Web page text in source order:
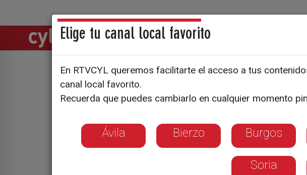
Directos Noticias
Los farmacéuticos
asistencia a
atención
Elige tu canal local favorito
En RTVCYL queremos facilitarte el acceso a tus
canal local favorito.
Recuerda que puedes cambiarlo en cualquier momento
Ávila Bierzo Burgos
Soria